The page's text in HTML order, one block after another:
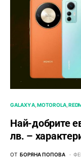
GALAXY A MOTOROLA
Най-добрите
лв. –
ОТ БОРЯНА ПОПОВА